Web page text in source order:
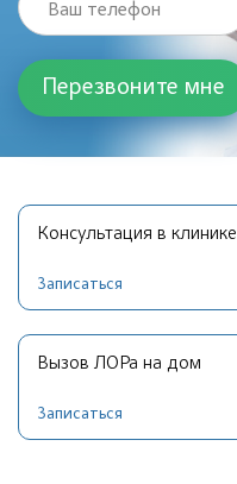
Ваш телефон
Консультация в клинике
Записаться
Вызов ЛОРа на дом
Записаться